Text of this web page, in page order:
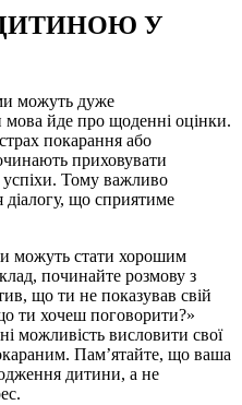
У
можуть дуже
йде про щоденні оцінки.
покарання або
приховувати
успіхи. Тому важливо
діалогу, що сприятиме
можуть стати хорошим
починайте розмову з
що ти не показував свій
ти хочеш поговорити?»
можливість висловити свої
Пам’ятайте, що ваша
дитини, а не